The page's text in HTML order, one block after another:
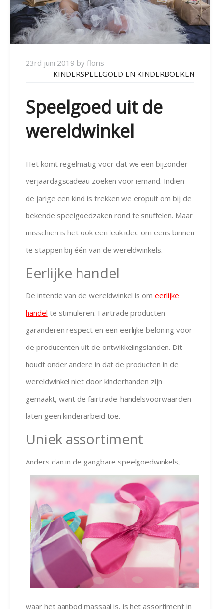
23rd juni 2019 by floris
KINDERSPEELGOED EN KINDERBOEKEN
Speelgoed uit de
wereldwinkel
Het komt regelmatig voor dat we een bijzonder
verjaardagscadeau zoeken voor iemand. Indien
de jarige een kind is trekken we eropuit om bij de
bekende speelgoedzaken rond te snuffelen. Maar
misschien is het ook een leuk idee om eens binnen
te stappen bij één van de wereldwinkels.
Eerlijke handel
De intentie van de wereldwinkel is omeerlijke
handel te stimuleren. Fairtrade producten
garanderen respect en een eerlijke beloning voor
de producenten uit de ontwikkelingslanden. Dit
houdt onder andere in dat de producten in de
wereldwinkel niet door kinderhanden zijn
gemaakt, want de fairtrade-handelsvoorwaarden
laten geen kinderarbeid toe.
Uniek assortiment
Anders dan in de gangbare speelgoedwinkels,
waar het aanbod massaal is, is het assortiment in